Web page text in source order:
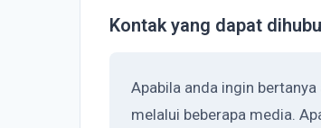
Kontak yang dapat
Apabila anda ingin bertanya
melalui beberapa media.